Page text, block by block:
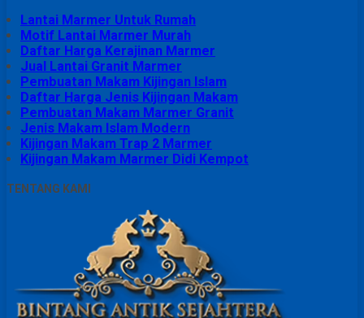
Lantai Marmer Untuk Rumah
Motif Lantai Marmer Murah
Daftar Harga Kerajinan Marmer
Jual Lantai Granit Marmer
Pembuatan Makam Kijingan Islam
Daftar Harga Jenis Kijingan Makam
Pembuatan Makam Marmer Granit
Jenis Makam Islam Modern
Kijingan Makam Trap 2 Marmer
Kijingan Makam Marmer Didi Kempot
TENTANG KAMI